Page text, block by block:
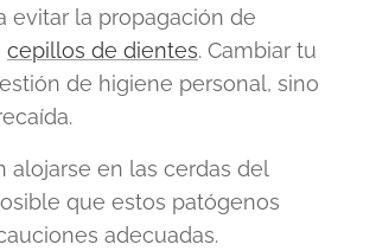
evitar la propagación de
cepillos de dientes. Cambiar tu
de higiene personal, sino
alojarse en las cerdas del
que estos patógenos
adecuadas.